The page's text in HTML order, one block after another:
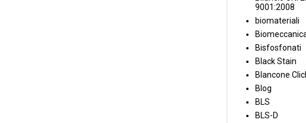
9001:2008
biomateriali
Bisfosfonati
Black Stain
Blancone
Blog
BLS
BLS-D